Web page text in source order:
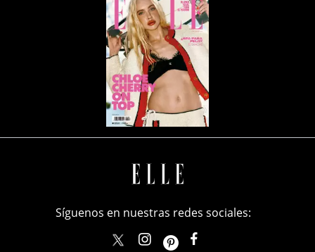
Síguenos en nuestras redes sociales:
elle_mexicoellemexico